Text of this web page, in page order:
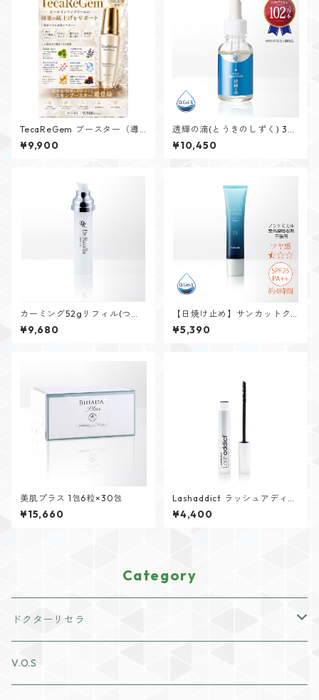
TecaReGem ブースター（導
入美容液）
¥9,900
透輝の滴(とうきのしずく) 30
mL
¥10,450
カーミング52gリフィル(つけ
替え用)
¥9,680
【日焼け止め】サンカットク
リーム 40g
¥5,390
美肌プラス 1包6粒×30包
¥15,660
Lashaddict ラッシュアディク
ト メジャー エクステンション
マスカラ
¥4,400
Category
ドクターリセラ
アクアヴィーナススキンケア
V.O.S